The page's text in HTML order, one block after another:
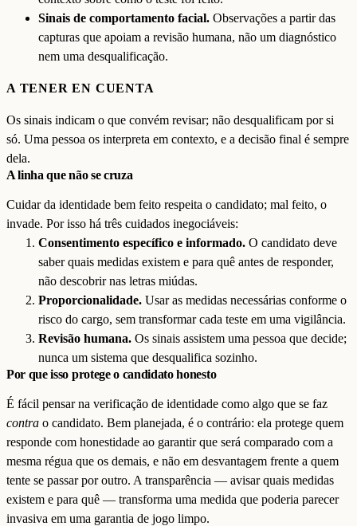
Sinais de comportamento facial. Observações a partir das
capturas que apoiam a revisão humana, não um diagnóstico
nem uma desqualificação.
A TENER EN CUENTA
Os sinais indicam o que convém revisar; não desqualificam por si
só. Uma pessoa os interpreta em contexto, e a decisão final é sempre
dela.
A linha que não se cruza
Cuidar da identidade bem feito respeita o candidato; mal feito, o
invade. Por isso há três cuidados inegociáveis:
Consentimento específico e informado. O candidato deve
saber quais medidas existem e para quê antes de responder,
não descobrir nas letras miúdas.
Proporcionalidade. Usar as medidas necessárias conforme o
risco do cargo, sem transformar cada teste em uma vigilância.
Revisão humana. Os sinais assistem uma pessoa que decide;
nunca um sistema que desqualifica sozinho.
Por que isso protege o candidato honesto
É fácil pensar na verificação de identidade como algo que se faz
contra o candidato. Bem planejada, é o contrário: ela protege quem
responde com honestidade ao garantir que será comparado com a
mesma régua que os demais, e não em desvantagem frente a quem
tente se passar por outro. A transparência — avisar quais medidas
existem e para quê — transforma uma medida que poderia parecer
invasiva em uma garantia de jogo limpo.